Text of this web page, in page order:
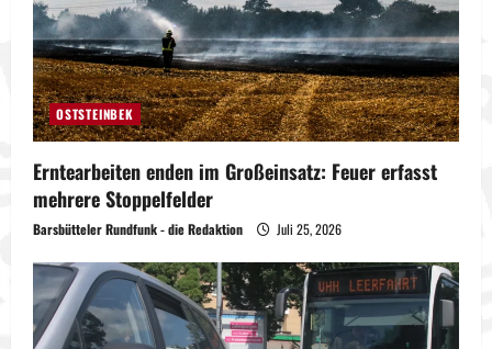
OSTSTEINBEK
Erntearbeiten enden im Großeinsatz: Feuer erfasst
mehrere Stoppelfelder
Barsbütteler Rundfunk - die Redaktion Juli 25, 2026